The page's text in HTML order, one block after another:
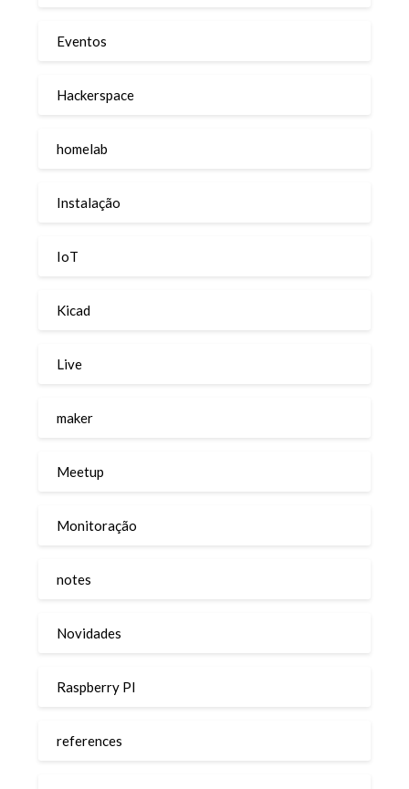
Eventos
Hackerspace
homelab
Instalação
IoT
Kicad
Live
maker
Meetup
Monitoração
notes
Novidades
Raspberry PI
references